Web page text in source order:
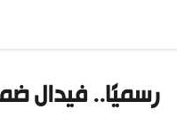
رسميًا.. فيدال